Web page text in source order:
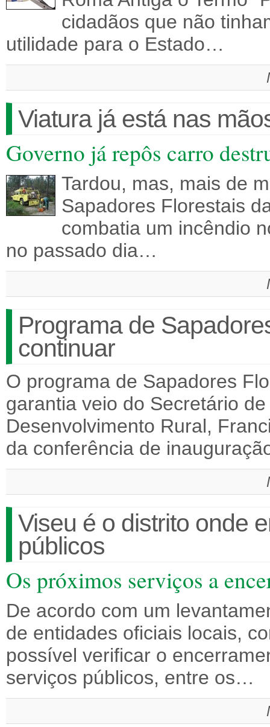
cidadãos que não
utilidade para o Estado…
Viatura já está nas
Governo já repôs carro
Tardou, mas, mais de
Sapadores Florestais
combatia um incêndio
no passado dia…
Programa de
continuar
O programa de Sapadores
garantia veio do Secretário
Desenvolvimento Rural,
da conferência de
Viseu é o distrito onde
públicos
Os próximos serviços a
De acordo com um
de entidades oficiais locais,
possível verificar o
serviços públicos, entre os…